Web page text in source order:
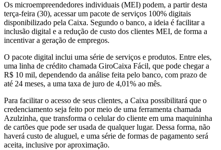
Os microempreendedores individuais (MEI) podem, a partir desta
terça-feira (30), acessar um pacote de serviços 100% digitais
disponibilizado pela Caixa. Segundo o banco, a ideia é facilitar a
inclusão digital e a redução de custo dos clientes MEI, de forma a
incentivar a geração de empregos.
O pacote digital inclui uma série de serviços e produtos. Entre eles,
uma linha de crédito chamada GiroCaixa Fácil, que pode chegar a
R$ 10 mil, dependendo da análise feita pelo banco, com prazo de
até 24 meses, a uma taxa de juro de 4,01% ao mês.
Para facilitar o acesso de seus clientes, a Caixa possibilitará que o
credenciamento seja feito por meio de uma ferramenta chamada
Azulzinha, que transforma o celular do cliente em uma maquininha
de cartões que pode ser usada de qualquer lugar. Dessa forma, não
haverá custo de aluguel, e uma série de formas de pagamento será
aceita, inclusive por aproximação.